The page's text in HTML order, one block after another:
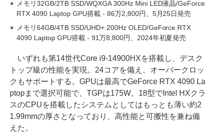
メモリ32GB/2TB SSD/WQXGA 300Hz Mini LED液晶/GeForce
RTX 4090 Laptop GPU搭載 - 86万2,800円、5月25日発売
メモリ64GB/4TB SSD/UHD+ 200Hz OLED/GeForce RTX
4090 Laptop GPU搭載 - 91万8,800円、2024年初夏発売
いずれも第14世代Core i9-14900HXを搭載し、デスク
トップ級の性能を実現。24コアを備え、オーバークロッ
クもサポートする。GPUは最高でGeForce RTX 4090 La
ptopまで選択可能で、TGPは175W。18型でIntel HXクラ
スのCPUを搭載したシステムとしてはもっとも薄い約2
1.99mmの厚さとなっており、高性能と可搬性を兼ね備
えた。